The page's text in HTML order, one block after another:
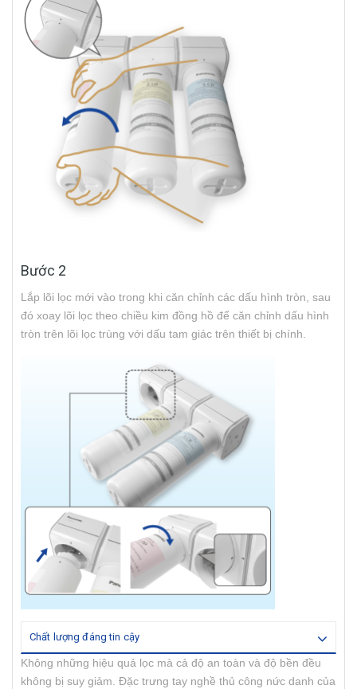
Bước 2
Lắp lõi lọc mới vào trong khi căn chỉnh các dấu hình tròn, sau
đó xoay lõi lọc theo chiều kim đồng hồ để căn chỉnh dấu hình
tròn trên lõi lọc trùng với dấu tam giác trên thiết bị chính.
Chất lượng đáng tin cậy
Không những hiệu quả lọc mà cả độ an toàn và độ bền đều
không bị suy giảm. Đặc trưng tay nghề thủ công nức danh của